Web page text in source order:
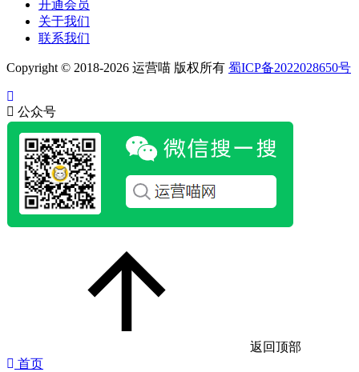
开通会员
关于我们
联系我们
Copyright © 2018-2026 运营喵 版权所有 蜀ICP备2022028650号
公众号
返回顶部
首页